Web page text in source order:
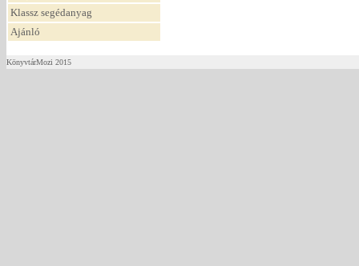
Klassz segédanyag
Ajánló
KönyvtárMozi 2015